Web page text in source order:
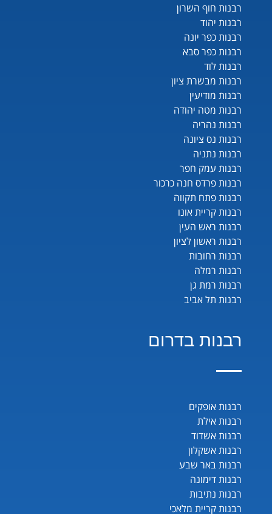
רבנות חוף השרון
רבנות יהוד
רבנות כפר יונה
רבנות כפר סבא
רבנות לוד
רבנות מבשרת ציון
רבנות מודיעין
רבנות מטה יהודה
רבנות נהריה
רבנות נס ציונה
רבנות נתניה
רבנות עמק חפר
רבנות פרדס חנה כרכור
רבנות פתח תקווה
רבנות קריית אונו
רבנות ראש העין
רבנות ראשון לציון
רבנות רחובות
רבנות רמלה
רבנות רמת גן
רבנות תל אביב
רבנות בדרום
רבנות אופקים
רבנות אילת
רבנות אשדוד
רבנות אשקלון
רבנות באר שבע
רבנות דימונה
רבנות נתיבות
רבנות קריית מלאכי